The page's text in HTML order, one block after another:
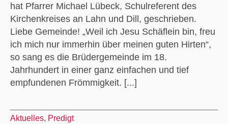
hat Pfarrer Michael Lübeck, Schulreferent des
Kirchenkreises an Lahn und Dill, geschrieben.
Liebe Gemeinde! „Weil ich Jesu Schäflein bin, freu
ich mich nur immerhin über meinen guten Hirten“,
so sang es die Brüdergemeinde im 18.
Jahrhundert in einer ganz einfachen und tief
empfundenen Frömmigkeit. [...]
Aktuelles, Predigt